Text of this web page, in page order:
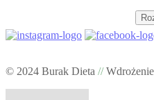
© 2024 Burak Dieta //